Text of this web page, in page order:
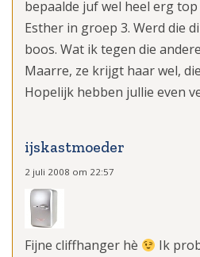
bepaalde juf wel heel erg
Esther in groep 3. Werd die
boos. Wat ik tegen die
Maarre, ze krijgt haar wel,
Hopelijk hebben jullie even
ijskastmoeder
2 juli 2008 om 22:57
Fijne cliffhanger hè
Ik